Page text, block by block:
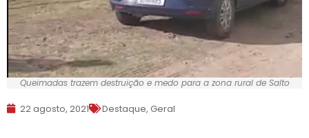
Queimadas trazem destruição e medo para a zona rural de Salto
22 agosto, 2021 Destaque, Geral